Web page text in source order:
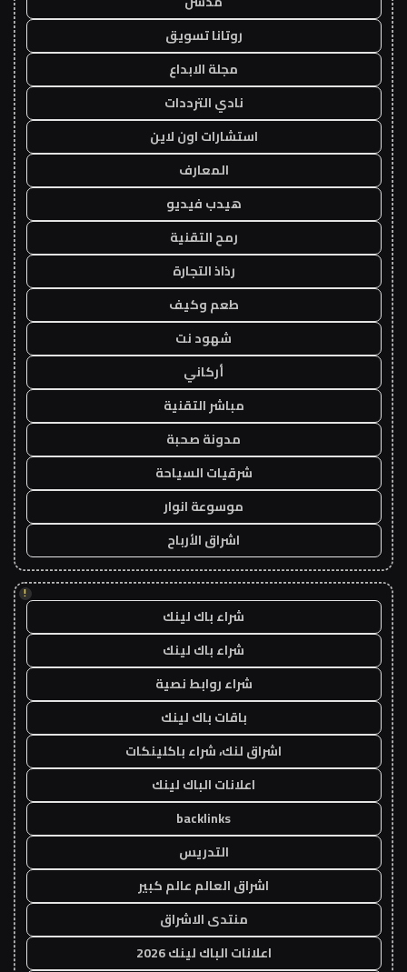
روتانا تسويق
مجلة الابداع
نادي الترددات
استشارات اون لاين
المعارف
هيدب فيديو
رمح التقنية
رذاذ التجارة
طعم وكيف
شهود نت
أركاني
مباشر التقنية
مدونة صحبة
شرقيات السياحة
موسوعة انوار
اشراق الأرباح
!
شراء باك لينك
شراء باك لينك
شراء روابط نصية
باقات باك لينك
اشراق لنك، شراء باكلينكات
اعلانات الباك لينك
backlinks
التدريس
اشراق العالم عالم كبير
منتدى الاشراق
اعلانات الباك لينك 2026